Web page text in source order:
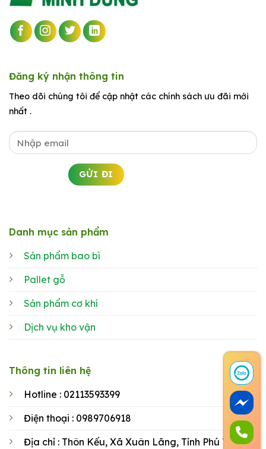
Danh mục sản phẩm
Sản phẩm bao bì
Pallet gỗ
Sản phẩm cơ khí
Dịch vụ kho vận
Thông tin liên hệ
Hotline : 02113593399
Điện thoại : 0989706918
Địa chỉ : Thôn Kếu, Xã Xuân Lãng, Tỉnh Phú Thọ
Đăng ký nhận thông tin
Theo dõi chúng tôi để cập nhật các chính sách ưu đãi mới
nhất .